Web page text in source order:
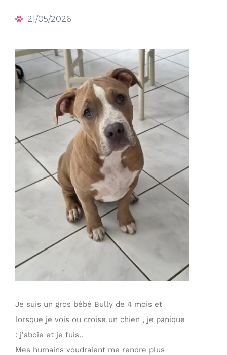
21/05/2026
Je suis un gros bébé Bully de 4 mois et
lorsque je vois ou croise un chien , je panique
: j’aboie et je fuis..
Mes humains voudraient me rendre plus